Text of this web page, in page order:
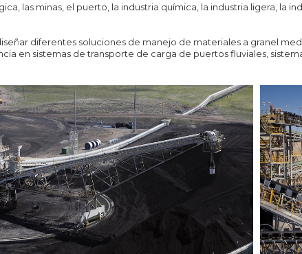
las minas, el puerto, la industria química, la industria ligera, la
diferentes soluciones de manejo de materiales a granel
en sistemas de transporte de carga de puertos fluviales,